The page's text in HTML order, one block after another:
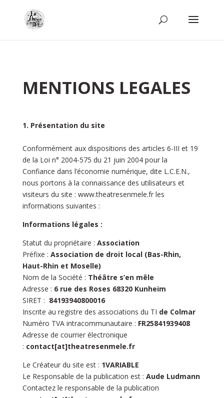
MENTIONS LEGALES
1. Présentation du site
Conformément aux dispositions des articles 6-III et 19
de la Loi n° 2004-575 du 21 juin 2004 pour la
Confiance dans l’économie numérique, dite L.C.E.N.,
nous portons à la connaissance des utilisateurs et
visiteurs du site : www.theatresenmele.fr les
informations suivantes :
Informations légales :
Statut du propriétaire : Association
Préfixe : Association de droit local (Bas-Rhin,
Haut-Rhin et Moselle)
Nom de la Société : Théâtre s’en mêle
Adresse : 6 rue des Roses 68320 Kunheim
SIRET : 84193940800016
Inscrite au registre des associations du TI de Colmar
Numéro TVA intracommunautaire : FR25841939408
Adresse de courrier électronique
: contact[at]theatresenmele.fr
Le Créateur du site est : 1VARIABLE
Le Responsable de la publication est : Aude Ludmann
Contactez le responsable de la publication